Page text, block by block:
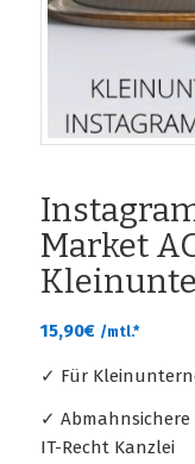
Market
15,90€ /mtl.*
✓ Für
✓
IT-Recht Kanzlei